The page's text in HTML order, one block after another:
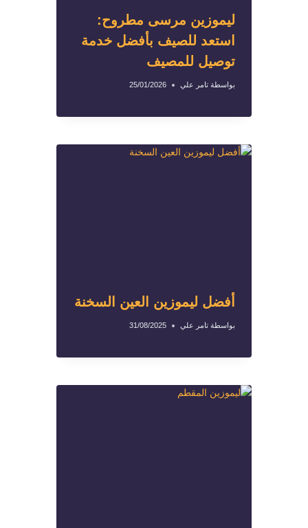
ليموزين مرسى مطروح:
استعد للصيف بأفضل خدمة
توصيل للمصيف
بواسطة تامر علي 25/01/2026
أفضل ليموزين العين السخنة
بواسطة تامر علي 31/08/2025